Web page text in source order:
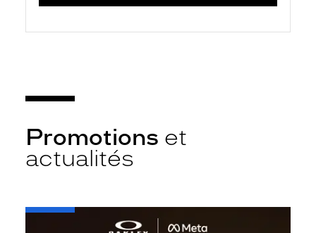
Promotions et
actualités
-